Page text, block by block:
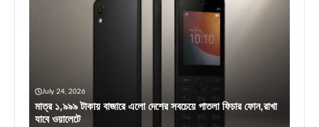
July 24, 2026
মাত্র ১,৯৯৯ টাকায় বাজারে এলো দেশের সবচেয়ে পাতলা ফিচার ফোন,রাখা
যাবে ওয়ালেটে